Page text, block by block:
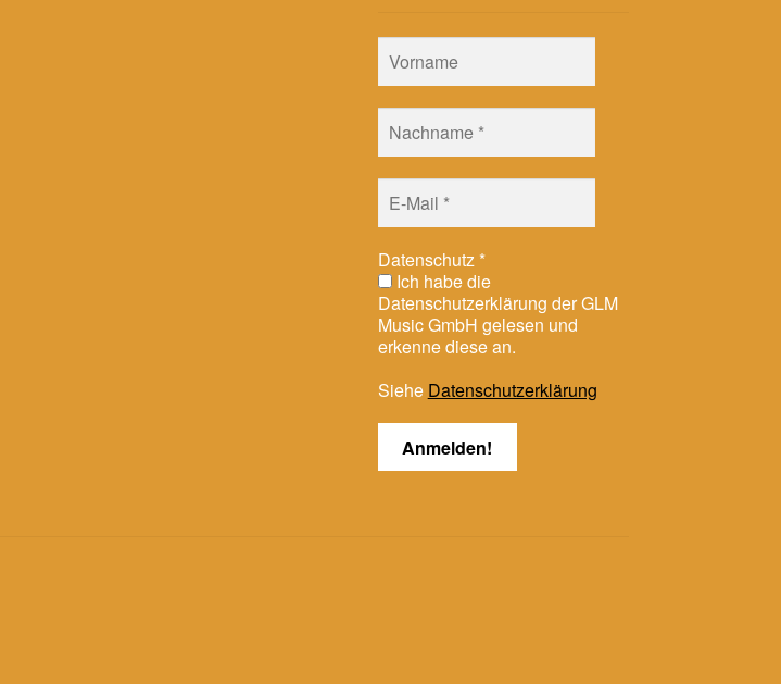
Datenschutz*
Ich habe die
Datenschutzerklärung der GLM
Music GmbH gelesen und
erkenne diese an.
Siehe Datenschutzerklärung